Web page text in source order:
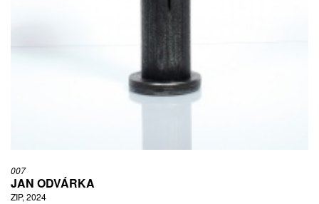
007
JAN ODVÁRKA
ZIP, 2024